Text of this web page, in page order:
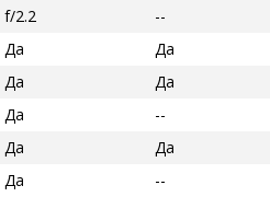
f/2.2
--
Да
Да
Да
Да
Да
--
Да
Да
Да --